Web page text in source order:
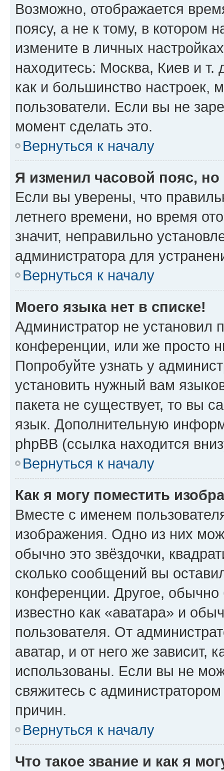
Возможно, отображается
поясу, а не к тому, в котором
измените в личных
находитесь: Москва, Киев и т.
как и большинство настроек,
пользователи. Если вы не
момент сделать это.
Вернуться к началу
Я изменил часовой пояс,
Если вы уверены, что
летнего времени, но время
значит, неправильно
администратора для
Вернуться к началу
Моего языка нет в списке!
Администратор не установил
конференции, или же просто
Попробуйте узнать у
установить нужный вам
пакета не существует, то вы
язык. Дополнительную
phpBB (ссылка находится
Вернуться к началу
Как я могу поместить
Вместе с именем
изображения. Одно из них
обычно это звёздочки,
сколько сообщений вы
конференции. Другое,
известно как «аватара» и
пользователя. От
аватар, и от него же зависит,
использованы. Если вы не
свяжитесь с
причин.
Вернуться к началу
Что такое звание и как я